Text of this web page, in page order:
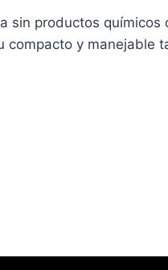
sin productos
compacto y